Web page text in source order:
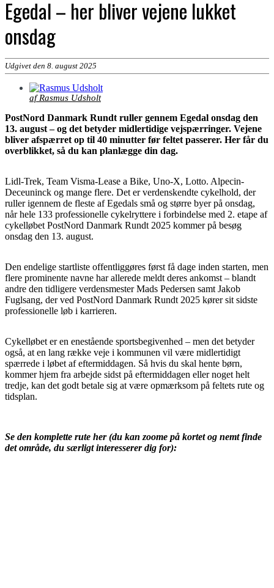
Egedal – her bliver vejene lukket
onsdag
Udgivet den 8. august 2025
af Rasmus Udsholt
PostNord Danmark Rundt ruller gennem Egedal onsdag den
13. august – og det betyder midlertidige vejspærringer. Vejene
bliver afspærret op til 40 minutter før feltet passerer. Her får du
overblikket, så du kan planlægge din dag.
Lidl-Trek, Team Visma-Lease a Bike, Uno-X, Lotto. Alpecin-
Deceuninck og mange flere. Det er verdenskendte cykelhold, der
ruller igennem de fleste af Egedals små og større byer på onsdag,
når hele 133 professionelle cykelryttere i forbindelse med 2. etape af
cykelløbet PostNord Danmark Rundt 2025 kommer på besøg
onsdag den 13. august.
Den endelige startliste offentliggøres først få dage inden starten, men
flere prominente navne har allerede meldt deres ankomst – blandt
andre den tidligere verdensmester Mads Pedersen samt Jakob
Fuglsang, der ved PostNord Danmark Rundt 2025 kører sit sidste
professionelle løb i karrieren.
Cykelløbet er en enestående sportsbegivenhed – men det betyder
også, at en lang række veje i kommunen vil være midlertidigt
spærrede i løbet af eftermiddagen. Så hvis du skal hente børn,
kommer hjem fra arbejde sidst på eftermiddagen eller noget helt
tredje, kan det godt betale sig at være opmærksom på feltets rute og
tidsplan.
Se den komplette rute her (du kan zoome på kortet og nemt finde
det område, du særligt interesserer dig for):